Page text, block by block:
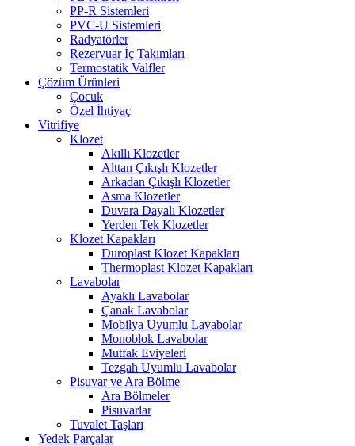
PP-R Sistemleri
PVC-U Sistemleri
Radyatörler
Rezervuar İç Takımları
Termostatik Valfler
Çözüm Ürünleri
Çocuk
Özel İhtiyaç
Vitrifiye
Klozet
Akıllı Klozetler
Alttan Çıkışlı Klozetler
Arkadan Çıkışlı Klozetler
Asma Klozetler
Duvara Dayalı Klozetler
Yerden Tek Klozetler
Klozet Kapakları
Duroplast Klozet Kapakları
Thermoplast Klozet Kapakları
Lavabolar
Ayaklı Lavabolar
Çanak Lavabolar
Mobilya Uyumlu Lavabolar
Monoblok Lavabolar
Mutfak Eviyeleri
Tezgah Uyumlu Lavabolar
Pisuvar ve Ara Bölme
Ara Bölmeler
Pisuvarlar
Tuvalet Taşları
Yedek Parçalar